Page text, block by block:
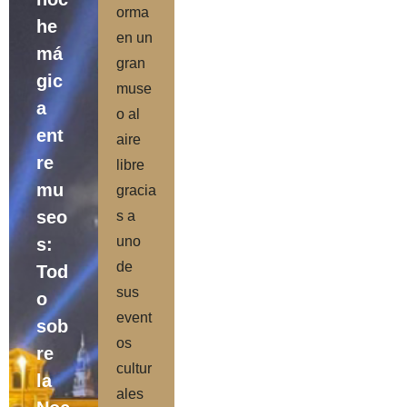
he
má
gic
a
ent
re
mu
seo
s:
Tod
o
sob
re
la
orma
en un
gran
muse
o al
aire
libre
gracia
s a
uno
de
sus
event
os
cultur
ales